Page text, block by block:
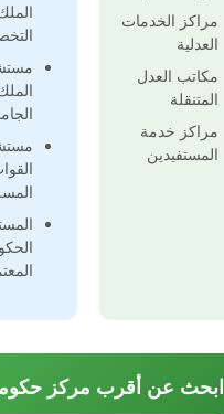
مراكز الخدمات
العدلية
مكاتب العدل
المتنقلة
مراكز خدمة
المستفيدين
ابحث عن أقرب مركز